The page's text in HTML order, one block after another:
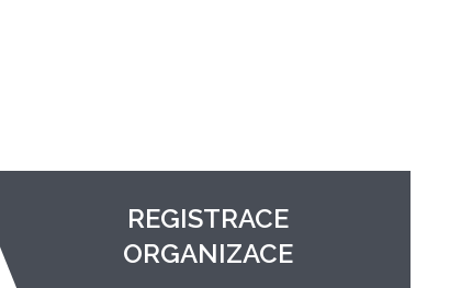
REGISTRACE
ORGANIZACE